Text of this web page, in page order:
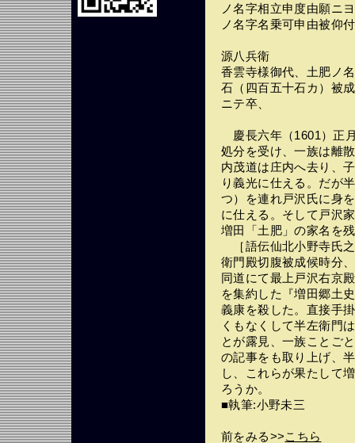
ノ名字相立申度由願ニ
ノ名字名乗可申由被仰
源八兵衛
香雲寺様御代、土肥ノ
石（四百五十石カ）被
ニテ卒、
慶長六年（1601）正
処分を受け、一族は離
内茂道は庄内へ去り、
り義光に仕える。だが
つ）を連れ戸沢氏に身
に仕える。そして戸沢
増田「土肥」の家名を
［語伝仙北小野寺氏
衛門殿切腹被成候時分
同道にて最上戸沢右京
を集約した『増田郷土
義康を殺した。直接手
くもなくして半左衛門
とが露見、一族ことご
の記事をも取り上げ、
し、これらが果たして
ろうか。
■執筆:小野未三
前をみる>>こちら